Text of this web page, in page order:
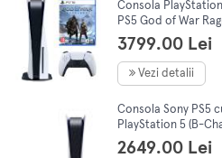
Consola
PS5 God of War
3799.00 Lei
Vezi detalii
Consola Sony PS5
PlayStation 5 (B-
825GB, Alb
2649.00 Lei